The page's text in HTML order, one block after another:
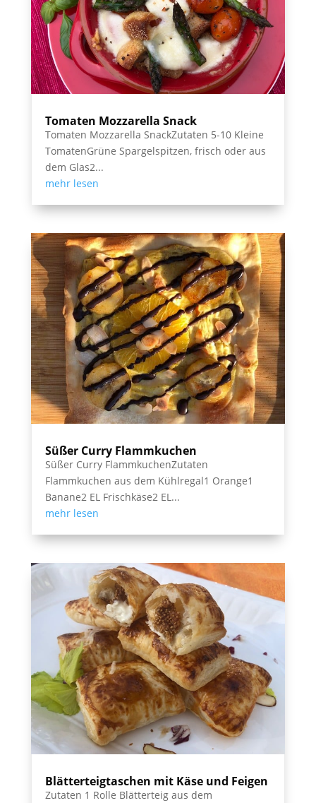
Tomaten Mozzarella Snack
Tomaten Mozzarella SnackZutaten 5-10 Kleine
TomatenGrüne Spargelspitzen, frisch oder aus
dem Glas2...
mehr lesen
Süßer Curry Flammkuchen
Süßer Curry FlammkuchenZutaten
Flammkuchen aus dem Kühlregal1 Orange1
Banane2 EL Frischkäse2 EL...
mehr lesen
Blätterteigtaschen mit Käse und Feigen
Zutaten 1 Rolle Blätterteig aus dem